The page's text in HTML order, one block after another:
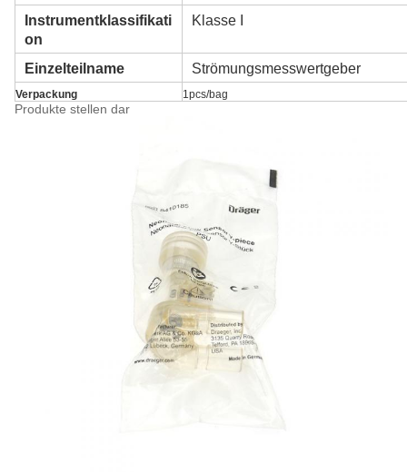
Instrumentklassifikati
on
Klasse I
Einzelteilname Strömungsmesswertgeber
Verpackung 1pcs/bag
Produkte stellen dar